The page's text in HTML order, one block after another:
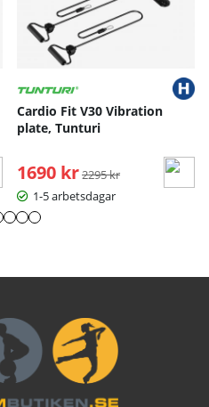
Cardio Fit V30 Vibration
plate, Tunturi
1690 kr Ordinarie pris:
2295 kr
1-5 arbetsdagar